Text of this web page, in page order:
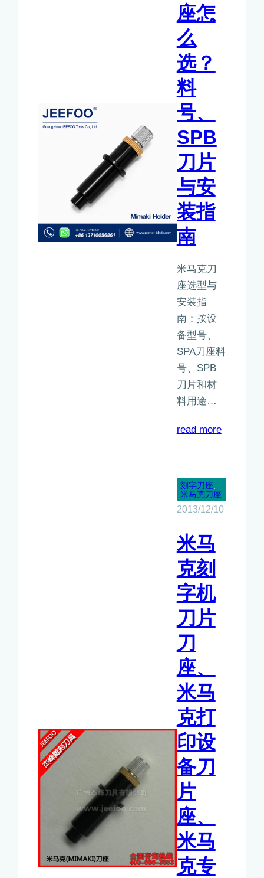
座怎
么
选？
料
号、
SPB
刀片
与安
装指
南
米马克刀
座选型与
安装指
南：按设
备型号、
SPA刀座料
号、SPB
刀片和材
料用途…
read more：
克
刀
座
刻字刀座
米马克刀座
2013/12/10
米马
克刻
字机
刀片
刀
座、
米马
克打
印设
备刀
片
座、
米马
克专